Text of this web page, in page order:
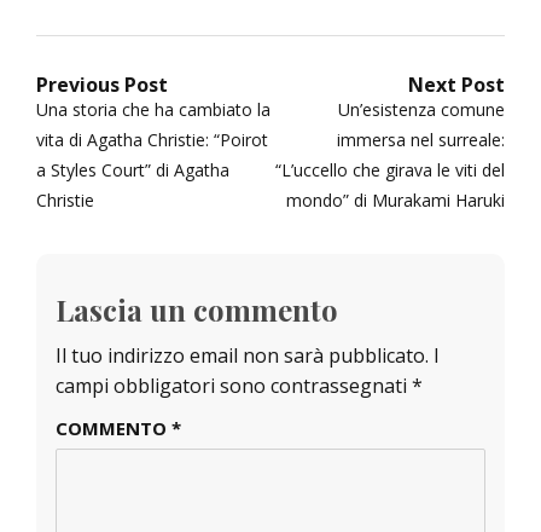
Navigazione
articoli
Previous Post
Previous
post:
Una storia che ha cambiato la
vita di Agatha Christie: “Poirot
a Styles Court” di Agatha
Christie
Next Post
Next
post:
Un’esistenza comune
immersa nel surreale:
“L’uccello che girava le viti del
mondo” di Murakami Haruki
Lascia un commento
Il tuo indirizzo email non sarà pubblicato. I
campi obbligatori sono contrassegnati *
COMMENTO *